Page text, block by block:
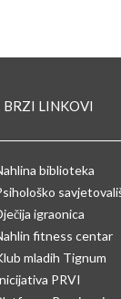
LINKOVI
biblioteka
igraonica
fitness centar
mladih Tignum
PRVI